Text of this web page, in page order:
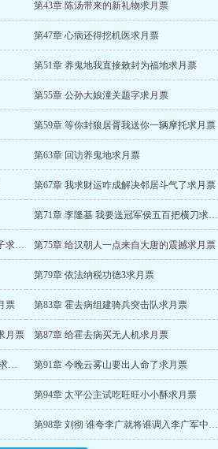
第43章 陈汤带来的新礼物求月票
第47章 心病还得挖机医求月票
第51章 养鬼地我直接敕封为福地求月票
第55章 公孙大娘潼关题字求月票
第59章 等你封狼居胥我送你一辆摩托求月票
第63章 回访养鬼地求月票
第67章 我求财运咋成解决邻居斗气了求月票
第71章 李隆基 我要送冠军侯五百把横刀求月票
第74章 冠军侯出征我李世民也得帮帮场子求月票 第75章 给汉朝人一点来自大唐的震撼求月票
第79章 依法纳税功德3求月票
票 第83章 霍去病组建骑兵突击队求月票
月票 第87章 给霍去病买无人机求月票
第90章 李治 大唐的不稳定因素竟是皇家求月票 第91章 今晚云雾山要出人命了求月票
第94章 太平公主试吃旺旺小小酥求月票
第98章 刘彻 谁夸李广就将谁调入李广军中求月票